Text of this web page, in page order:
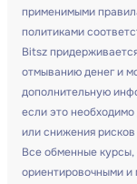
применимыми
политиками
Bitsz
отмыванию денег и
дополнительную
если это
или снижения
Все обменные
ориентировочными и